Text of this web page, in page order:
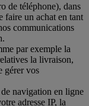
de téléphone), dans
faire un achat en tant
communications
par exemple la
la livraison,
gérer vos
navigation en ligne
adresse IP, la